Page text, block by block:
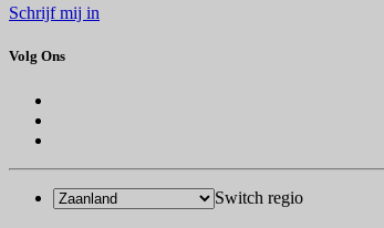
Schrijf mij in
Volg Ons
Switch regio